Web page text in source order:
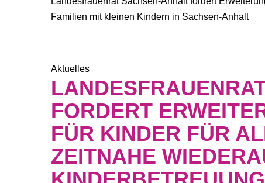
Familien mit kleinen Kindern in Sachsen-Anhalt
Aktuelles
FORDERT
FÜR KINDER FÜR
ZEITNAHE